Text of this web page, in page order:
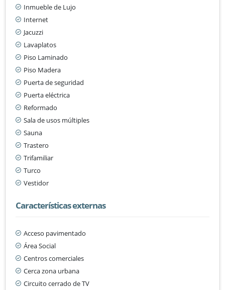
Inmueble de Lujo
Internet
Jacuzzi
Lavaplatos
Piso Laminado
Piso Madera
Puerta de seguridad
Puerta eléctrica
Reformado
Sala de usos múltiples
Sauna
Trastero
Trifamiliar
Turco
Vestidor
Características externas
Acceso pavimentado
Área Social
Centros comerciales
Cerca zona urbana
Circuito cerrado de TV